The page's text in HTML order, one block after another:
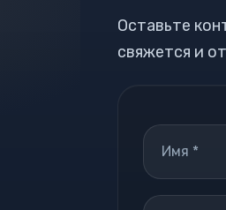
Оставьте
свяжется и